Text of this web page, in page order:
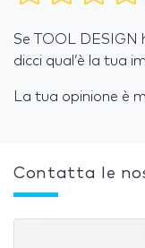
Se TOOL
dicci qual’è la tua
La tua opinione è
Contatta le